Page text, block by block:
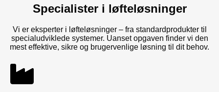
Specialister i løfteløsninger
Vi er eksperter i løfteløsninger – fra standardprodukter til
specialudviklede systemer. Uanset opgaven finder vi den
mest effektive, sikre og brugervenlige løsning til dit behov.